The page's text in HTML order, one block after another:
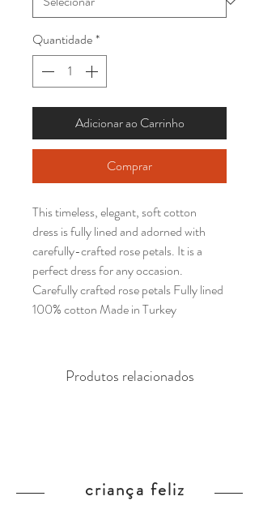
Quantidade*
Adicionar ao Carrinho
Comprar
This timeless, elegant, soft cotton
dress is fully lined and adorned with
carefully-crafted rose petals. It is a
perfect dress for any occasion.
Carefully crafted rose petals Fully lined
100% cotton Made in Turkey
Produtos relacionados
criança feliz